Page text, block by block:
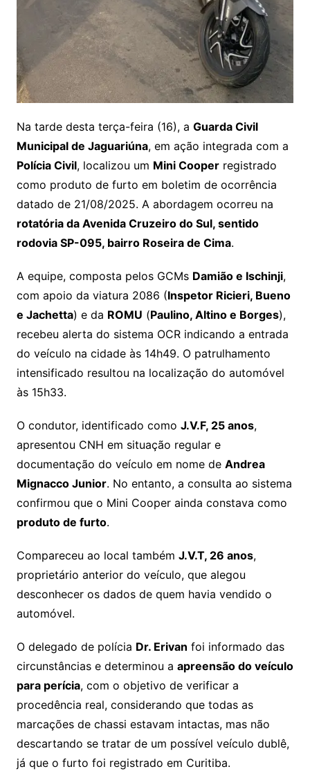
Na tarde desta terça-feira (16), a Guarda Civil
Municipal de Jaguariúna, em ação integrada com a
Polícia Civil, localizou um Mini Cooperregistrado
como produto de furto em boletim de ocorrência
datado de 21/08/2025. A abordagem ocorreu na
rotatória da Avenida Cruzeiro do Sul, sentido
rodovia SP-095, bairro Roseira de Cima.
A equipe, composta pelos GCMs Damião e Ischinji,
com apoio da viatura 2086 (Inspetor Ricieri, Bueno
e Jachetta) e da ROMU (Paulino, Altino e Borges),
recebeu alerta do sistema OCR indicando a entrada
do veículo na cidade às 14h49. O patrulhamento
intensificado resultou na localização do automóvel
às 15h33.
O condutor, identificado como J.V.F, 25 anos,
apresentou CNH em situação regular e
documentação do veículo em nome de Andrea
Mignacco Junior. No entanto, a consulta ao sistema
confirmou que o Mini Cooper ainda constava como
produto de furto.
Compareceu ao local também J.V.T, 26 anos,
proprietário anterior do veículo, que alegou
desconhecer os dados de quem havia vendido o
automóvel.
O delegado de polícia Dr. Erivan foi informado das
circunstâncias e determinou a apreensão do veículo
para perícia, com o objetivo de verificar a
procedência real, considerando que todas as
marcações de chassi estavam intactas, mas não
descartando se tratar de um possível veículo dublê,
já que o furto foi registrado em Curitiba.